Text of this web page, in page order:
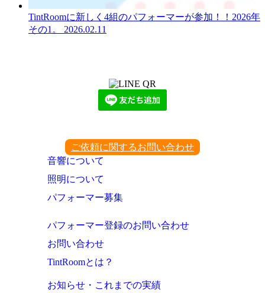
TintRoomに新しく4組のパフォーマーが参加！！2026年
その1。
2026.02.11
ご依頼に関するお問い合わせ
音響について
照明について
パフォーマー募集
パフォーマー登録のお問い合わせ
お問い合わせ
TintRoomとは？
お知らせ・これまでの実績